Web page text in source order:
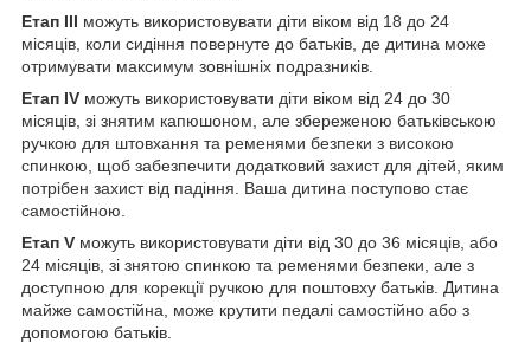
Етап III можуть використовувати діти віком від 18 до 24
місяців, коли сидіння повернуте до батьків, де дитина може
отримувати максимум зовнішніх подразників.
Етап IV можуть використовувати діти віком від 24 до 30
місяців, зі знятим капюшоном, але збереженою батьківською
ручкою для штовхання та ременями безпеки з високою
спинкою, щоб забезпечити додатковий захист для дітей, яким
потрібен захист від падіння. Ваша дитина поступово стає
самостійною.
Етап V можуть використовувати діти від 30 до 36 місяців, або
24 місяців, зі знятою спинкою та ременями безпеки, але з
доступною для корекції ручкою для поштовху батьків. Дитина
майже самостійна, може крутити педалі самостійно або з
допомогою батьків.